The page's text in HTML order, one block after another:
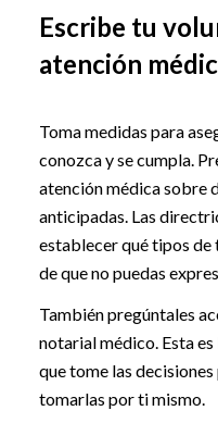
Escribe tu
atención
Toma medidas para
conozca y se cumpla.
atención médica sobre
anticipadas. Las
establecer qué tipos de
de que no puedas
También pregúntales
notarial médico. Esta
que tome las
tomarlas por ti mismo.